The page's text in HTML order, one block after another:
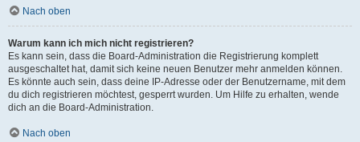
Nach oben
Warum kann ich mich nicht registrieren?
Es kann sein, dass die Board-Administration die Registrierung komplett
ausgeschaltet hat, damit sich keine neuen Benutzer mehr anmelden können.
Es könnte auch sein, dass deine IP-Adresse oder der Benutzername, mit dem
du dich registrieren möchtest, gesperrt wurden. Um Hilfe zu erhalten, wende
dich an die Board-Administration.
Nach oben